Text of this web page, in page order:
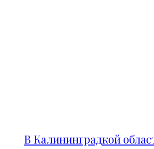
В Калининградкой